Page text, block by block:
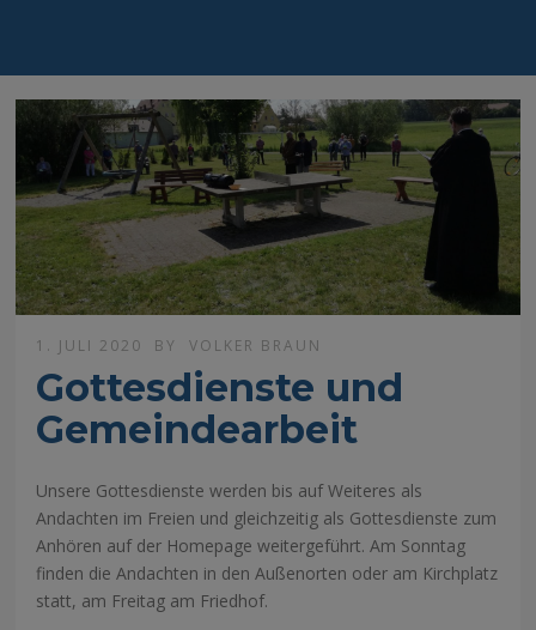
1. JULI 2020 BY VOLKER BRAUN
Gottesdienste und
Gemeindearbeit
Unsere Gottesdienste werden bis auf Weiteres als
Andachten im Freien und gleichzeitig als Gottesdienste zum
Anhören auf der Homepage weitergeführt. Am Sonntag
finden die Andachten in den Außenorten oder am Kirchplatz
statt, am Freitag am Friedhof.